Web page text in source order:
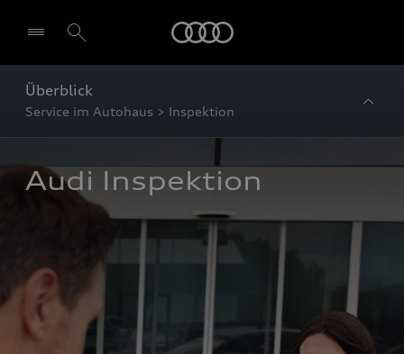
Überblick
Service im Autohaus > Inspektion
Audi Inspektion